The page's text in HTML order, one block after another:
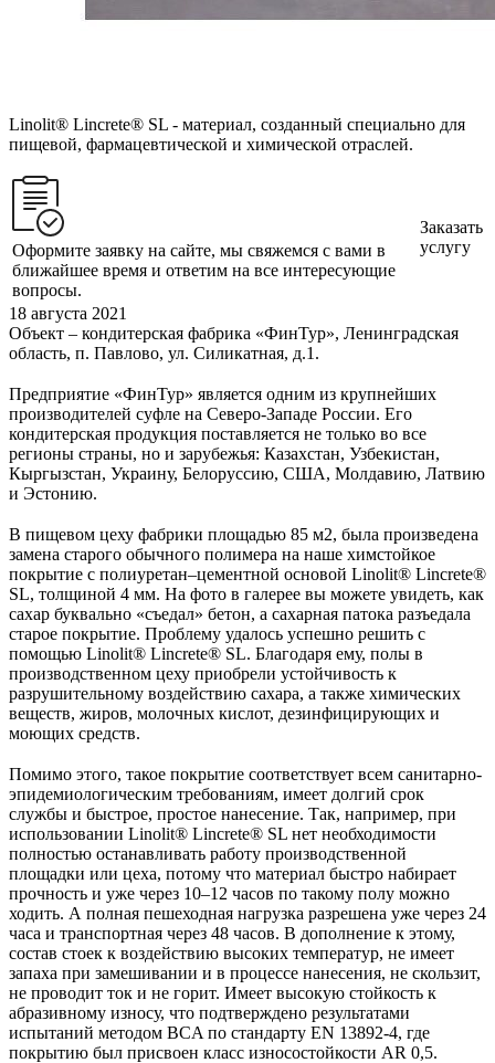
Linolit®️ Lincrete®️ SL - материал, созданный специально для
пищевой, фармацевтической и химической отраслей.
Оформите заявку на сайте, мы свяжемся с вами в
ближайшее время и ответим на все интересующие
вопросы.
Заказать
услугу
18 августа 2021
Объект – кондитерская фабрика «ФинТур», Ленинградская
область, п. Павлово, ул. Силикатная, д.1.
Предприятие «ФинТур» является одним из крупнейших
производителей суфле на Северо-Западе России. Его
кондитерская продукция поставляется не только во все
регионы страны, но и зарубежья: Казахстан, Узбекистан,
Кыргызстан, Украину, Белоруссию, США, Молдавию, Латвию
и Эстонию.
В пищевом цеху фабрики площадью 85 м2, была произведена
замена старого обычного полимера на наше химстойкое
покрытие с полиуретан–цементной основой Linolit®️ Lincrete®️
SL, толщиной 4 мм. На фото в галерее вы можете увидеть, как
сахар буквально «съедал» бетон, а сахарная патока разъедала
старое покрытие. Проблему удалось успешно решить с
помощью Linolit®️ Lincrete®️ SL. Благодаря ему, полы в
производственном цеху приобрели устойчивость к
разрушительному воздействию сахара, а также химических
веществ, жиров, молочных кислот, дезинфицирующих и
моющих средств.
Помимо этого, такое покрытие соответствует всем санитарно-
эпидемиологическим требованиям, имеет долгий срок
службы и быстрое, простое нанесение. Так, например, при
использовании Linolit®️ Lincrete®️ SL нет необходимости
полностью останавливать работу производственной
площадки или цеха, потому что материал быстро набирает
прочность и уже через 10–12 часов по такому полу можно
ходить. А полная пешеходная нагрузка разрешена уже через 24
часа и транспортная через 48 часов. В дополнение к этому,
состав стоек к воздействию высоких температур, не имеет
запаха при замешивании и в процессе нанесения, не скользит,
не проводит ток и не горит. Имеет высокую стойкость к
абразивному износу, что подтверждено результатами
испытаний методом BCA по стандарту EN 13892-4, где
покрытию был присвоен класс износостойкости AR 0,5.